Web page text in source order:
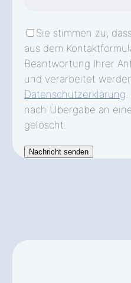
Sie stimmen zu,
aus dem
Beantwortung Ihrer
und verarbeitet
Datenschutzerklärung
nach Übergabe an
gelöscht.